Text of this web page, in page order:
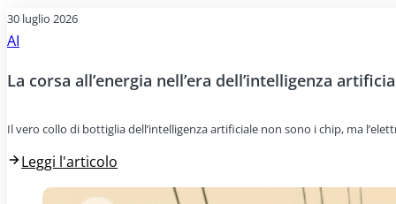
30 luglio 2026
AI
La corsa all’energia nell’era dell’intelligenza
Il vero collo di bottiglia dell’intelligenza artificiale non sono i chip, ma
Leggi l'articolo